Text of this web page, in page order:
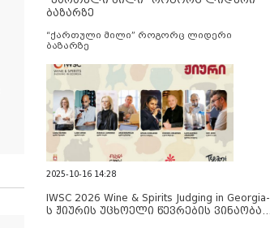
ბაზარზე
“ქართული მილი” როგორც ლიდერი
ბაზარზე
2025-10-16 14:28
IWSC 2026 Wine & Spirits Judging in Georgia-
ს ჟიურის უცხოელი წევრების ვინაობა